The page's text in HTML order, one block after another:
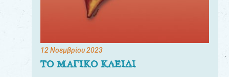
12 Νοεμβρίου 2023
ΤΟ ΜΑΓΙΚΟ ΚΛΕΙΔΙ